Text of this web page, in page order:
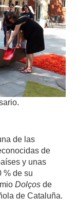
de las
de
y unas
% de su
Dolços de
de Cataluña.